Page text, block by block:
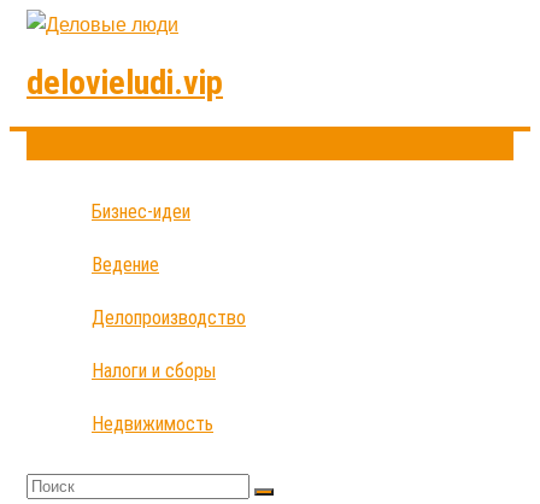
delovieludi.vip
Бизнес-идеи
Ведение
Делопроизводство
Налоги и сборы
Недвижимость